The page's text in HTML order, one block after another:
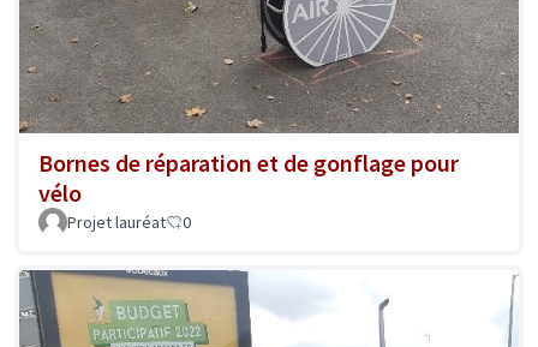
Bornes de réparation et de gonflage pour
vélo
Projet lauréat 0